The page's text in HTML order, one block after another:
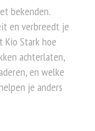
bekenden.
en verbreedt je
Kio Stark hoe
achterlaten,
en welke
je anders